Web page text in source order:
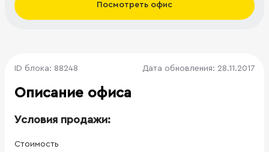
Посмотреть офис
ID блока: 88248 Дата обновления: 28.11.2017
Описание офиса
Условия продажи:
Стоимость